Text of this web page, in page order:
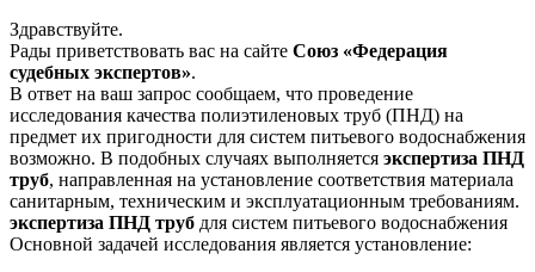
Здравствуйте.
Рады приветствовать вас на сайте Союз «Федерация
судебных экспертов».
В ответ на ваш запрос сообщаем, что проведение
исследования качества полиэтиленовых труб (ПНД) на
предмет их пригодности для систем питьевого водоснабжения
возможно. В подобных случаях выполняется экспертиза ПНД
труб, направленная на установление соответствия материала
санитарным, техническим и эксплуатационным требованиям.
экспертиза ПНД труб для систем питьевого водоснабжения
Основной задачей исследования является установление: